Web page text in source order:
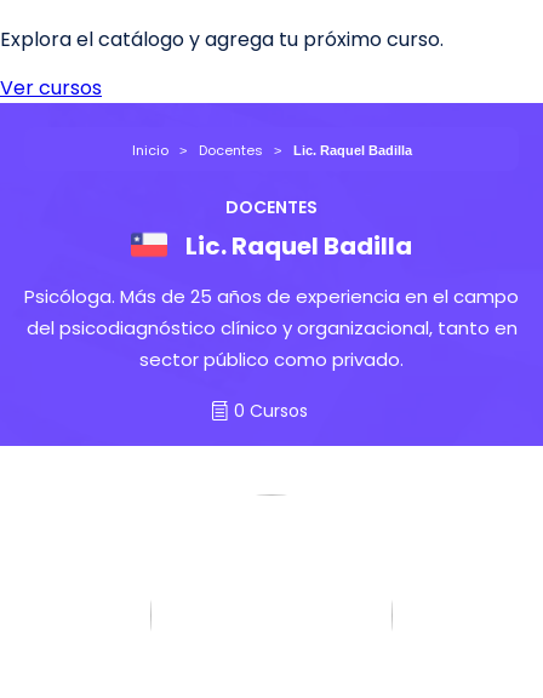
Inicio Docentes Lic. Raquel Badilla
DOCENTES
Lic. Raquel Badilla
Psicóloga. Más de 25 años de experiencia en el campo
del psicodiagnóstico clínico y organizacional, tanto en
sector público como privado.
0 Cursos